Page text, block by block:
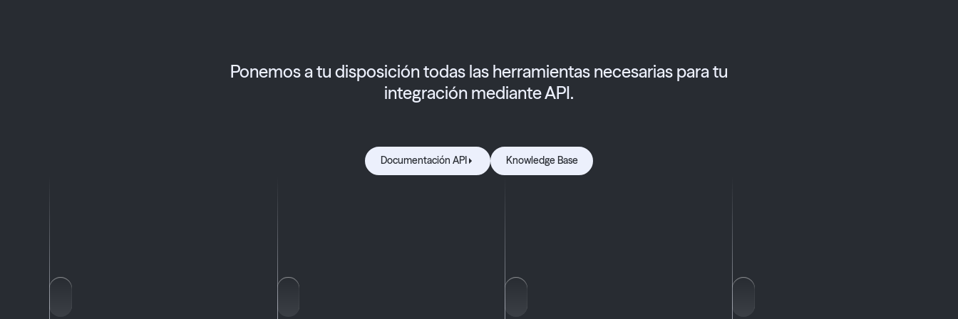
Ponemos a tu disposición todas las herramientas necesarias para tu
integración mediante API.
Documentación API
Documentación API
Knowledge Base
Knowledge Base
Certificación
Cumple
Servidores